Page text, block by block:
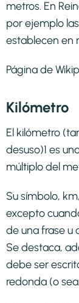
metros. En
por ejemplo
establecen en
Página de
Kilómetro
El kilómetro
desuso)1​ es
múltiplo del
Su símbolo,
excepto
de una frase u
Se destaca,
debe ser
redonda (o